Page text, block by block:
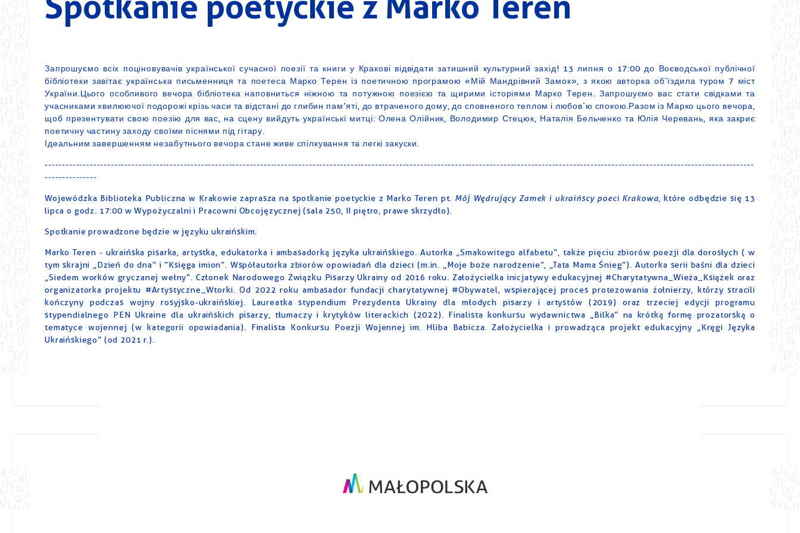
Запрошуємо всіх поціновувачів української сучасної поезії та книги у Кракові відвідати затишний культурний захід! 13 липня о 17:00 до Воєводської публічної
бібліотеки завітає українська письменниця та поетеса Марко Терен із поетичною програмою «Мій Мандрівний Замок», з якою авторка обʼїздила туром 7 міст
України.Цього особливого вечора бібліотека наповниться ніжною та потужною поезією та щирими історіями Марко Терен. Запрошуємо вас стати свідками та
учасниками хвилюючої подорожі крізь часи та відстані до глибин пам’яті, до втраченого дому, до сповненого теплом і любовʼю спокою.Разом із Марко цього вечора,
щоб презентувати свою поезію для вас, на сцену вийдуть українські митці: Олена Олійник, Володимир Стецюк, Наталія Бельченко та Юлія Черевань, яка закриє
поетичну частину заходу своїми піснями під гітару.
Ідеальним завершенням незабутнього вечора стане живе спілкування та легкі закуски.
------------------------------------------------------------------------------------------------------------------------------------------------------------------------------------------------------------
---------------
Wojewódzka Biblioteka Publiczna w Krakowie zaprasza na spotkanie poetyckie z Marko Teren pt. Mój Wędrujący Zamek i ukraińscy poeci Krakowa , które odbędzie się 13
lipca o godz. 17:00 w Wypożyczalni i Pracowni Obcojęzycznej (sala 250, II piętro, prawe skrzydło).
Spotkanie prowadzone będzie w języku ukraińskim.
Marko Teren - ukraińska pisarka, artystka, edukatorka i ambasadorką języka ukraińskiego. Autorka „Smakowitego alfabetu”, także pięciu zbiorów poezji dla dorosłych ( w
tym skrajni „Dzień do dna” i ”Księga imion”. Współautorka zbiorów opowiadań dla dzieci (m.in. „Moje boże narodzenie”, „Tata Mama Śnieg”). Autorka serii baśni dla dzieci
„Siedem worków gryczanej wełny”. Członek Narodowego Związku Pisarzy Ukrainy od 2016 roku. Założycielka inicjatywy edukacyjnej #Charytatywna_Wieża_Książek oraz
organizatorka projektu #Artystyczne_Wtorki. Od 2022 roku ambasador fundacji charytatywnej #Obywatel, wspierającej proces protezowania żołnierzy, którzy stracili
kończyny podczas wojny rosyjsko-ukraińskiej. Laureatka stypendium Prezydenta Ukrainy dla młodych pisarzy i artystów (2019) oraz trzeciej edycji programu
stypendialnego PEN Ukraine dla ukraińskich pisarzy, tłumaczy i krytyków literackich (2022). Finalista konkursu wydawnictwa „Bilka” na krótką formę prozatorską o
tematyce wojennej (w kategorii opowiadania). Finalista Konkursu Poezji Wojennej im. Hliba Babicza. Założycielka i prowadząca projekt edukacyjny „Kręgi Języka
Ukraińskiego” (od 2021 r.).